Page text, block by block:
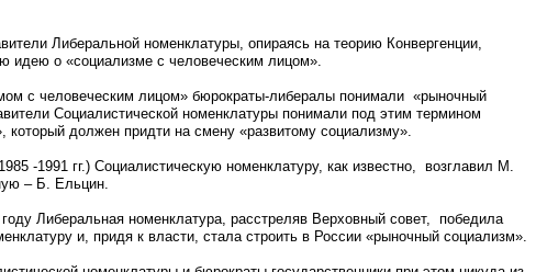
Либеральной номенклатуры, опираясь на теорию Конвергенции,
идею о «социализме с человеческим лицом».
с человеческим лицом» бюрократы-либералы понимали «рыночный
Социалистической номенклатуры понимали под этим термином
который должен придти на смену «развитому социализму».
-1991 гг.) Социалистическую номенклатуру, как известно, возглавил М.
– Б. Ельцин.
Либеральная номенклатура, расстреляв Верховный совет, победила
и, придя к власти, стала строить в России «рыночный социализм».